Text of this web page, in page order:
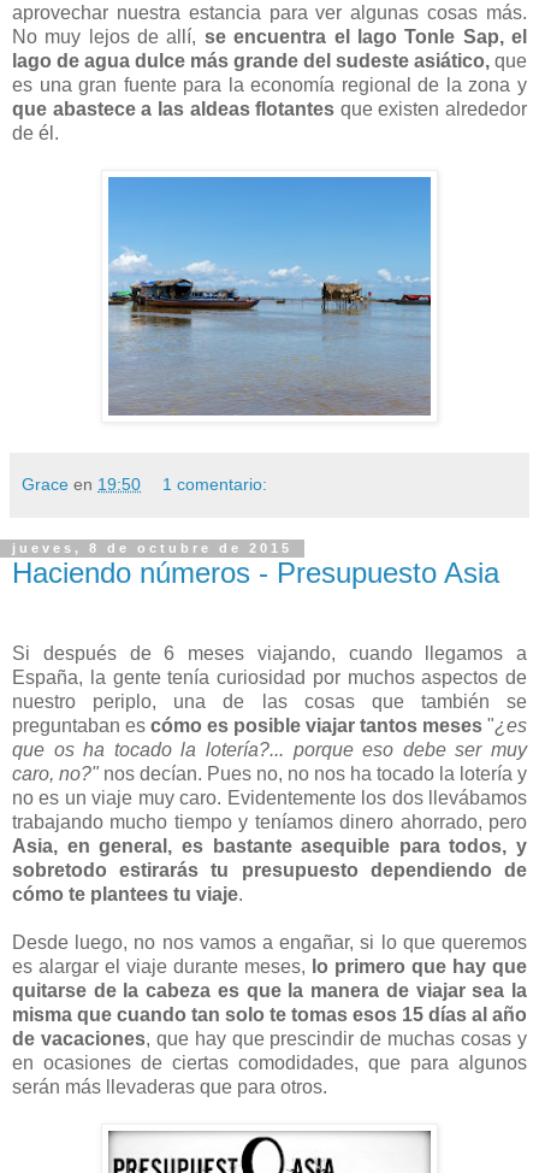
aprovechar nuestra estancia para ver algunas cosas más.
No muy lejos de allí, se encuentra el lago Tonle Sap, el
lago de agua dulce más grande del sudeste asiático, que
es una gran fuente para la economía regional de la zona y
que abastece a las aldeas flotantes que existen alrededor
de él.
Grace en 19:50 1 comentario:
jueves, 8 de octubre de 2015
Haciendo números - Presupuesto Asia
Si después de 6 meses viajando, cuando llegamos a
España, la gente tenía curiosidad por muchos aspectos de
nuestro periplo, una de las cosas que también se
preguntaban es cómo es posible viajar tantos meses "¿es
que os ha tocado la lotería?... porque eso debe ser muy
caro, no?" nos decían. Pues no, no nos ha tocado la lotería y
no es un viaje muy caro. Evidentemente los dos llevábamos
trabajando mucho tiempo y teníamos dinero ahorrado, pero
Asia, en general, es bastante asequible para todos, y
sobretodo estirarás tu presupuesto dependiendo de
cómo te plantees tu viaje.
Desde luego, no nos vamos a engañar, si lo que queremos
es alargar el viaje durante meses, lo primero que hay que
quitarse de la cabeza es que la manera de viajar sea la
misma que cuando tan solo te tomas esos 15 días al año
de vacaciones, que hay que prescindir de muchas cosas y
en ocasiones de ciertas comodidades, que para algunos
serán más llevaderas que para otros.